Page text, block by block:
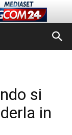
si
in